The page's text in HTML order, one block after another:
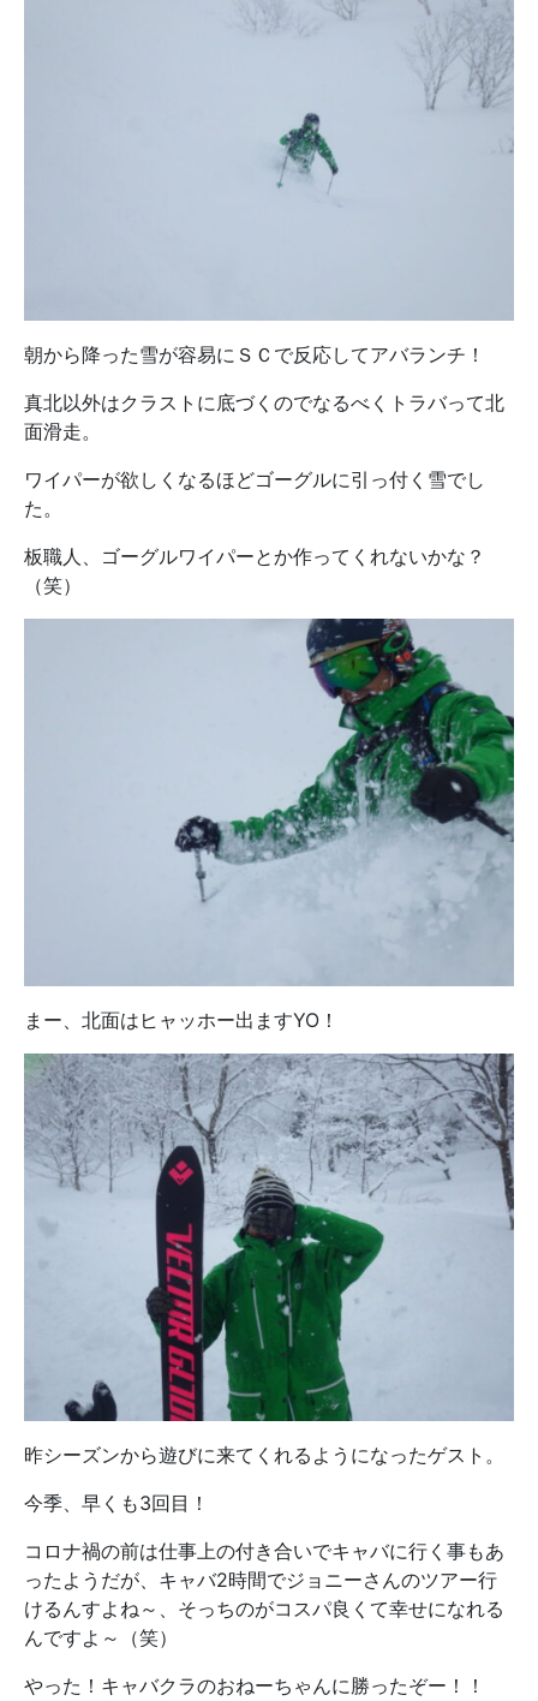
朝から降った雪が容易にＳＣで反応してアバランチ！
真北以外はクラストに底づくのでなるべくトラバって北
面滑走。
ワイパーが欲しくなるほどゴーグルに引っ付く雪でし
た。
板職人、ゴーグルワイパーとか作ってくれないかな？
（笑）
まー、北面はヒャッホー出ますYO！
昨シーズンから遊びに来てくれるようになったゲスト。
今季、早くも3回目！
コロナ禍の前は仕事上の付き合いでキャバに行く事もあ
ったようだが、キャバ2時間でジョニーさんのツアー行
けるんすよね～、そっちのがコスパ良くて幸せになれる
んですよ～（笑）
やった！キャバクラのおねーちゃんに勝ったぞー！！